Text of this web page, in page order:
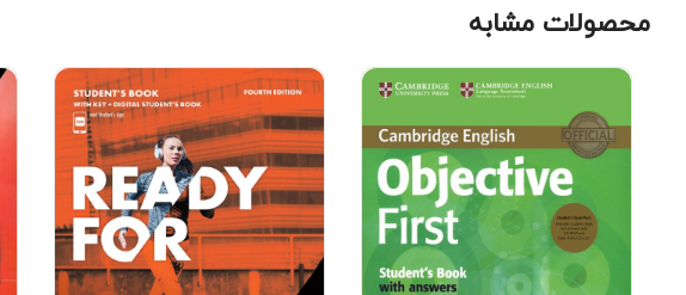
محصولات مشابه